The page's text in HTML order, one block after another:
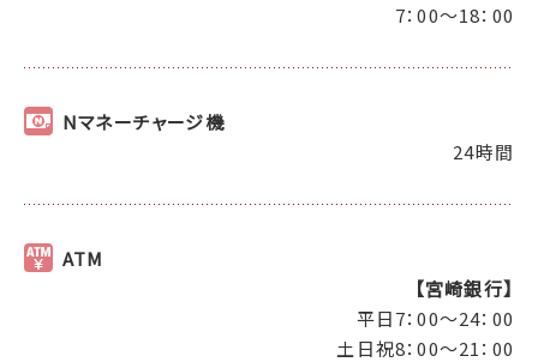
7：00～18：00
Nマネーチャージ機
24時間
ATM
【宮崎銀行】
平日7：00～24：00
土日祝8：00～21：00